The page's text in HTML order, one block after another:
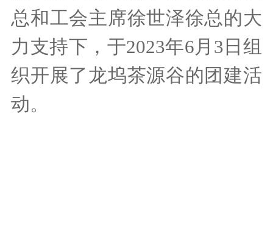
总和工会主席徐世泽徐总的大
力支持下，于2023年6月3日组
织开展了龙坞茶源谷的团建活
动。